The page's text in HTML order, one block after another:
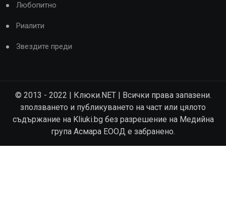
Любопитно
Риалити
Звездите преди
© 2013 - 2022 | Клюки.NET | Всички права запазени.
зползването и публикуването на част или цялото
съдържание на Kliuki.bg без разрешение на Медийна
група Асмара ЕООД е забранено.